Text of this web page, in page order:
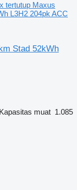
tertutup Maxus
L3H2 204pk ACC
Stad 52kWh
Kapasitas muat 1.085